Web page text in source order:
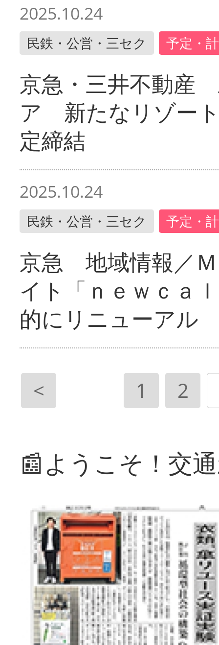
2025.10.24
民鉄・公営・三セク 予定・
京急・三井不動産
ア 新たなリゾー
定締結
2025.10.24
民鉄・公営・三セク 予定・
京急 地域情報／
イト「ｎｅｗｃａ
的にリニューアル
< 1 2
📰ようこそ！交